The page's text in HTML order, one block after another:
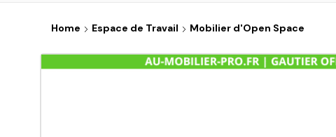
Home Espace de Travail Mobilier d'Open Space